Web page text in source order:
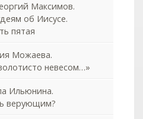
Максимов.
об Иисусе.
пятая
Можаева.
невесом…»
Ильюнина.
верующим?